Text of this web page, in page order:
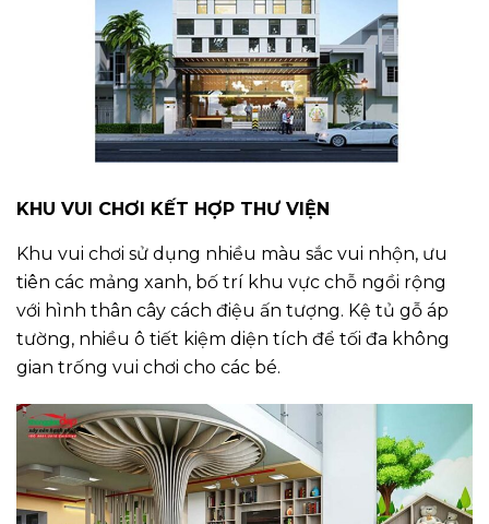
KHU VUI CHƠI KẾT HỢP THƯ VIỆN
Khu vui chơi sử dụng nhiều màu sắc vui nhộn, ưu
tiên các mảng xanh, bố trí khu vực chỗ ngồi rộng
với hình thân cây cách điệu ấn tượng. Kệ tủ gỗ áp
tường, nhiều ô tiết kiệm diện tích để tối đa không
gian trống vui chơi cho các bé.